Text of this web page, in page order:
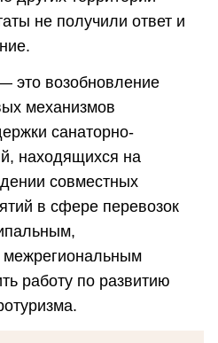
не получили ответ и
это возобновление
механизмов
санаторно-
находящихся на
совместных
в сфере перевозок
работу по развитию